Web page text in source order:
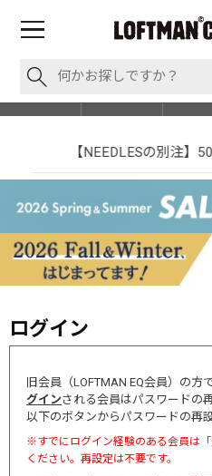
【NEEDLESの別注】
ログイン
旧会員（LOFTMAN EQ会員）の方
グインされる会員はパスワードの
以下のボタンからパスワードの再
※すでにログイン経験のある会員は
ください。再設定は不要です。